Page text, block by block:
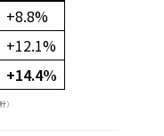
+8.8%
+12.1%
+14.4%